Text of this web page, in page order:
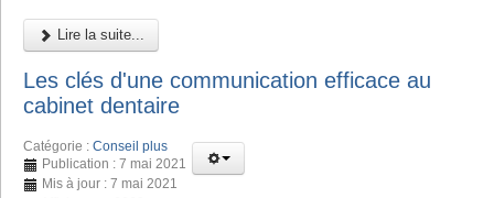
Lire la suite...
Les clés d'une communication efficace au
cabinet dentaire
Catégorie : Conseil plus
Publication : 7 mai 2021
Mis à jour : 7 mai 2021